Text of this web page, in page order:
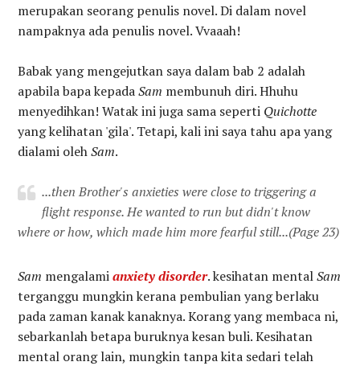
merupakan seorang penulis novel. Di dalam novel
nampaknya ada penulis novel. Vvaaah!
Babak yang mengejutkan saya dalam bab 2 adalah
apabila bapa kepadaSam membunuh diri. Hhuhu
menyedihkan! Watak ini juga sama seperti Quichotte
yang kelihatan 'gila'. Tetapi, kali ini saya tahu apa yang
dialami olehSam.
...then Brother's anxieties were close to triggering a
flight response. He wanted to run but didn't know
where or how, which made him more fearful still...(Page 23)
Sam mengalamianxiety disorder. kesihatan mentalSam
terganggu mungkin kerana pembulian yang berlaku
pada zaman kanak kanaknya. Korang yang membaca ni,
sebarkanlah betapa buruknya kesan buli. Kesihatan
mental orang lain, mungkin tanpa kita sedari telah